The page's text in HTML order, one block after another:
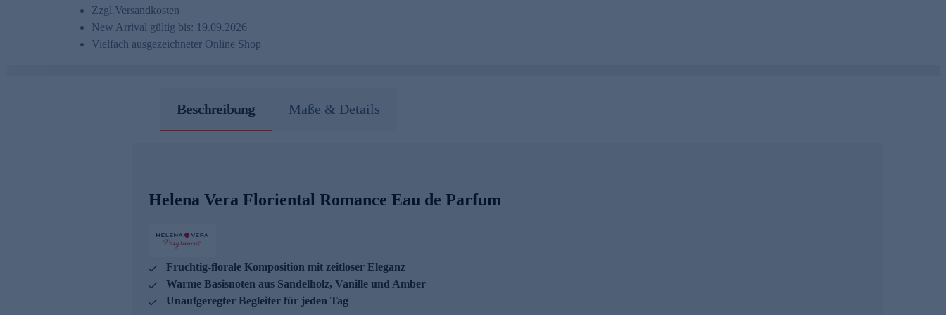
Zzgl.Versandkosten
New Arrival gültig bis: 19.09.2026
Vielfach ausgezeichneter Online Shop
Beschreibung Maße & Details
Helena Vera Floriental Romance Eau de Parfum
Fruchtig-florale Komposition mit zeitloser Eleganz
Warme Basisnoten aus Sandelholz, Vanille und Amber
Unaufgeregter Begleiter für jeden Tag